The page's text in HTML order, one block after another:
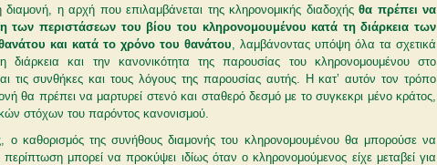
διαμονή, η αρχή που επιλαμβάνεται της κληρονομικής διαδοχήςθα πρέ­πει να
των περιστάσεων του βίου του κληρονομουμένου κατά τη διάρκεια των
και κατά το χρόνο του θανάτου , λαμβάνοντας υπόψη όλα τα σχετικά
διάρκεια και την κανονικότητα της παρουσίας του κληρονομουμένου στο
τις συνθήκες και τους λόγους της παρουσίας αυτής. Η κατ’ αυτόν τον τρόπο
θα πρέπει να μαρτυρεί στενό και σταθερό δεσμό με το συγκεκρι­ μένο κράτος,
στόχων του παρόντος κανονισμού.
ο καθορισμός της συνήθους δια­μονής του κληρονομουμένου θα μπορούσε να
περίπτωση μπορεί να προκύψει ιδίως όταν ο κληρονομούμενος είχε μεταβεί για